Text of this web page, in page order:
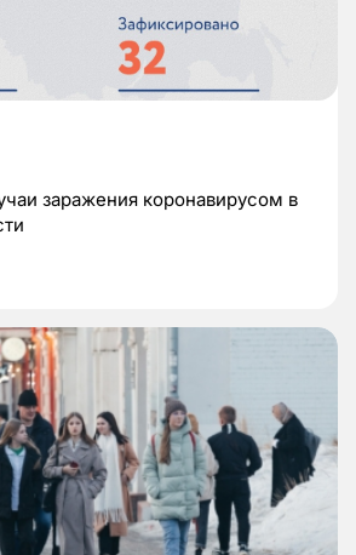
заражения коронавирусом в